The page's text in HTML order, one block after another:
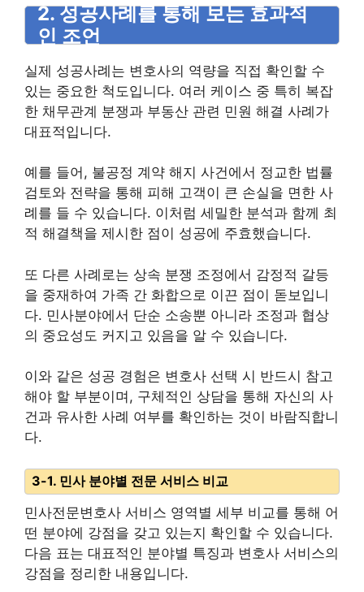
2. 성공사례를 통해 보는 효과적
인 조언
실제 성공사례는 변호사의 역량을 직접 확인할 수
있는 중요한 척도입니다. 여러 케이스 중 특히 복잡
한 채무관계 분쟁과 부동산 관련 민원 해결 사례가
대표적입니다.
예를 들어, 불공정 계약 해지 사건에서 정교한 법률
검토와 전략을 통해 피해 고객이 큰 손실을 면한 사
례를 들 수 있습니다. 이처럼 세밀한 분석과 함께 최
적 해결책을 제시한 점이 성공에 주효했습니다.
또 다른 사례로는 상속 분쟁 조정에서 감정적 갈등
을 중재하여 가족 간 화합으로 이끈 점이 돋보입니
다. 민사분야에서 단순 소송뿐 아니라 조정과 협상
의 중요성도 커지고 있음을 알 수 있습니다.
이와 같은 성공 경험은 변호사 선택 시 반드시 참고
해야 할 부분이며, 구체적인 상담을 통해 자신의 사
건과 유사한 사례 여부를 확인하는 것이 바람직합니
다.
3-1. 민사 분야별 전문 서비스 비교
민사전문변호사 서비스 영역별 세부 비교를 통해 어
떤 분야에 강점을 갖고 있는지 확인할 수 있습니다.
다음 표는 대표적인 분야별 특징과 변호사 서비스의
강점을 정리한 내용입니다.